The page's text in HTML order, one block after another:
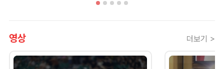
영상 더보기 >